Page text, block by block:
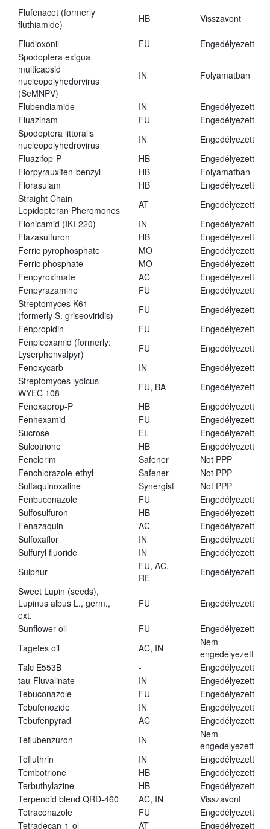
Flufenacet (formerly
fluthiamide)
HB Visszavont
Fludioxonil FU
Engedélyezett
Spodoptera exigua
multicapsid
nucleopolyhedorvirus
(SeMNPV)
IN Folyamatban
Flubendiamide IN
Engedélyezett
Fluazinam
FU
Engedélyezett
Spodoptera littoralis
nucleopolyhedrovirus
IN
Engedélyezett
Fluazifop-P
HB
Engedélyezett
Florpyrauxifen-benzyl
HB
Folyamatban
Florasulam
HB
Engedélyezett
Straight Chain
Lepidopteran Pheromones
AT
Engedélyezett
Flonicamid (IKI-220)
IN
Engedélyezett
Flazasulfuron
HB
Engedélyezett
Ferric pyrophosphate
MO
Engedélyezett
Ferric phosphate
MO
Engedélyezett
Fenpyroximate
AC
Engedélyezett
Fenpyrazamine
FU
Engedélyezett
Streptomyces K61
(formerly S. griseoviridis)
FU
Engedélyezett
Fenpropidin
FU
Engedélyezett
Fenpicoxamid (formerly:
Lyserphenvalpyr)
FU
Engedélyezett
Fenoxycarb
IN
Engedélyezett
Streptomyces lydicus
WYEC 108
FU, BA
Engedélyezett
Fenoxaprop-P
HB
Engedélyezett
Fenhexamid
FU
Engedélyezett
Sucrose
EL
Engedélyezett
Sulcotrione
HB
Engedélyezett
Fenclorim
Safener
Not PPP
Fenchlorazole-ethyl
Safener
Not PPP
Sulfaquinoxaline
Synergist
Not PPP
Fenbuconazole
FU
Engedélyezett
Sulfosulfuron
HB
Engedélyezett
Fenazaquin
AC
Engedélyezett
Sulfoxaflor
IN
Engedélyezett
Sulfuryl fluoride
IN
Engedélyezett
Sulphur
FU, AC,
RE
Engedélyezett
Sweet Lupin (seeds),
Lupinus albus L., germ.,
ext.
FU Engedélyezett
Sunflower oil FU
Engedélyezett
Tagetes oil
AC, IN
Nem
engedélyezett
Talc E553B
-
Engedélyezett
tau-Fluvalinate
IN
Engedélyezett
Tebuconazole
FU
Engedélyezett
Tebufenozide
IN
Engedélyezett
Tebufenpyrad
AC
Engedélyezett
Teflubenzuron
IN
Nem
engedélyezett
Tefluthrin
IN
Engedélyezett
Tembotrione
HB
Engedélyezett
Terbuthylazine
HB
Engedélyezett
Terpenoid blend QRD-460
AC, IN
Visszavont
Tetraconazole
FU
Engedélyezett
Tetradecan-1-ol
AT Engedélyezett